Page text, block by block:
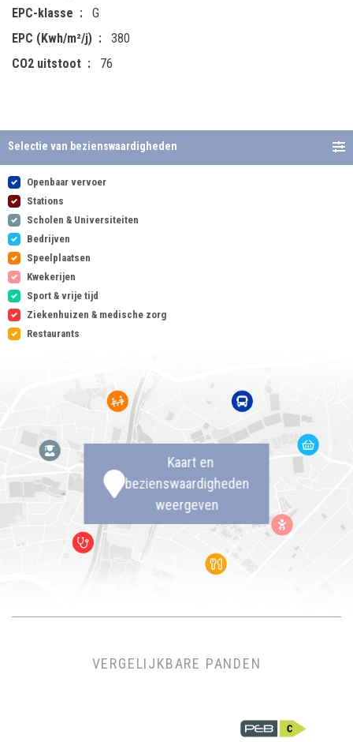
EPC-klasse
G
EPC (Kwh/m²/j)
380
CO2 uitstoot
76
Selectie van bezienswaardigheden
Openbaar vervoer
Stations
Scholen & Universiteiten
Bedrijven
Speelplaatsen
Kwekerijen
Sport & vrije tijd
Ziekenhuizen & medische zorg
Restaurants
Kaart en
bezienswaardigheden
weergeven
VERGELIJKBARE PANDEN